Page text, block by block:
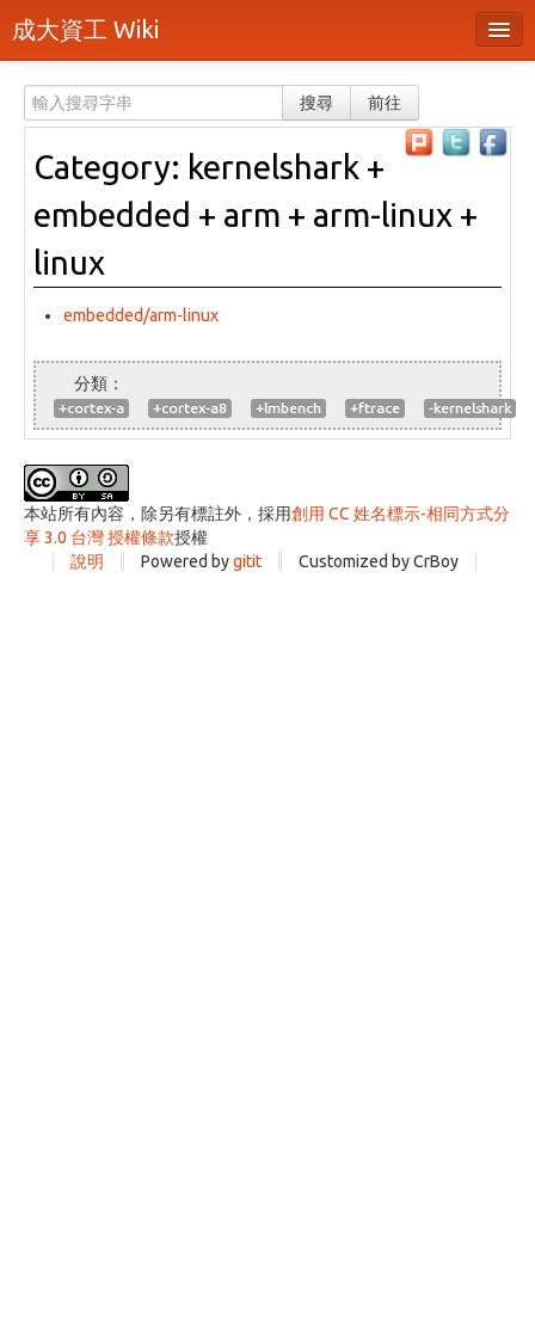
成大資工 Wiki
分類
隨機頁面
最近活動
上傳檔案
登入 / 註冊帳號
搜尋 前往
Category: kernelshark +
embedded + arm + arm-linux +
linux
embedded/arm-linux
+cortex-a +cortex-a8 +lmbench +ftrace -kernelshark
本站所有內容，除另有標註外，採用創用 CC 姓名標示-相同方式分
享 3.0 台灣 授權條款授權
說明
Powered bygitit Customized by CrBoy